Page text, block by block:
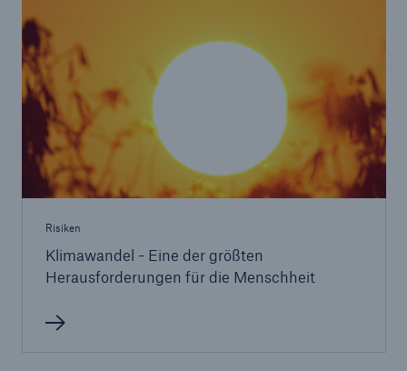
Risiken
Klimawandel - Eine der größten
Herausforderungen für die Menschheit